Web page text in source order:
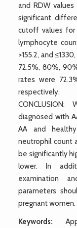
and RDW
significant
cutoff values for
lymphocyte
>155.2, and
72.5%, 80%,
rates were
respectively.
diagnosed with
AA and
neutrophil count
be significantly
lower. In
examination
parameters
pregnant women.
Keywords: